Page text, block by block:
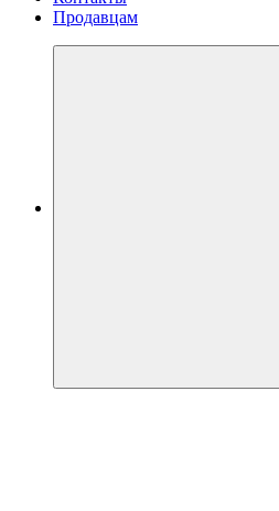
Продавцам